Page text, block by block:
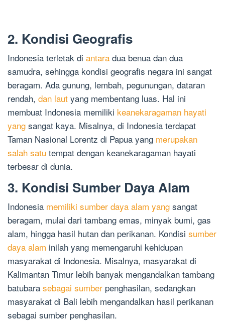
2. Kondisi Geografis
Indonesia terletak di antara dua benua dan dua
samudra, sehingga kondisi geografis negara ini sangat
beragam. Ada gunung, lembah, pegunungan, dataran
rendah, dan laut yang membentang luas. Hal ini
membuat Indonesia memiliki keanekaragaman hayati
yang sangat kaya. Misalnya, di Indonesia terdapat
Taman Nasional Lorentz di Papua yang merupakan
salah satu tempat dengan keanekaragaman hayati
terbesar di dunia.
3. Kondisi Sumber Daya Alam
Indonesia memiliki sumber daya alam yang sangat
beragam, mulai dari tambang emas, minyak bumi, gas
alam, hingga hasil hutan dan perikanan. Kondisi sumber
daya alam inilah yang memengaruhi kehidupan
masyarakat di Indonesia. Misalnya, masyarakat di
Kalimantan Timur lebih banyak mengandalkan tambang
batubara sebagai sumber penghasilan, sedangkan
masyarakat di Bali lebih mengandalkan hasil perikanan
sebagai sumber penghasilan.